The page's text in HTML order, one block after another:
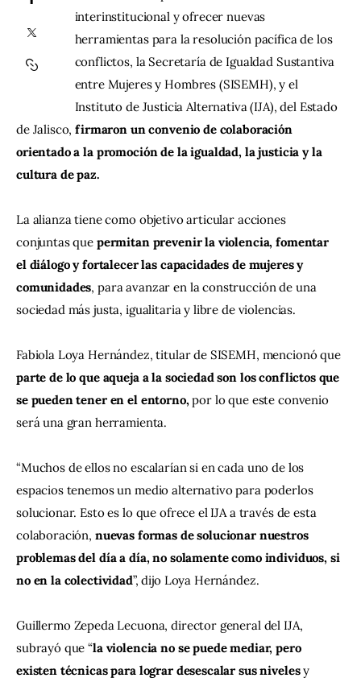
Contacto
interinstitucional y ofrecer nuevas
herramientas para la resolución pacífica de los
conflictos, la Secretaría de Igualdad Sustantiva
entre Mujeres y Hombres (SISEMH), y el
Instituto de Justicia Alternativa (IJA), del Estado
de Jalisco, firmaron un convenio de colaboración
orientado a la promoción de la igualdad, la justicia y la
cultura de paz.
La alianza tiene como objetivo articular acciones
conjuntas que permitan prevenir la violencia, fomentar
el diálogo y fortalecer las capacidades de mujeres y
comunidades, para avanzar en la construcción de una
sociedad más justa, igualitaria y libre de violencias.
Fabiola Loya Hernández, titular de SISEMH, mencionó que
parte de lo que aqueja a la sociedad son los conflictos que
se pueden tener en el entorno, por lo que este convenio
será una gran herramienta.
“Muchos de ellos no escalarían si en cada uno de los
espacios tenemos un medio alternativo para poderlos
solucionar. Esto es lo que ofrece el IJA a través de esta
colaboración, nuevas formas de solucionar nuestros
problemas del día a día, no solamente como individuos, si
no en la colectividad”, dijo Loya Hernández.
Guillermo Zepeda Lecuona, director general del IJA,
subrayó que “la violencia no se puede mediar, pero
existen técnicas para lograr desescalar sus niveles y